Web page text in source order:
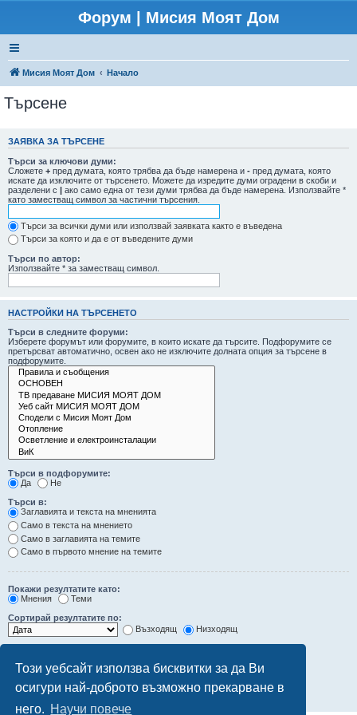
Този уебсайт използва бисквитки за да Ви
осигури най-доброто възможно прекарване в
него. Научи повече
Форум | Мисия Моят Дом
Мисия Моят Дом Начало
Търсене
ЗАЯВКА ЗА ТЪРСЕНЕ
Търси за ключови думи:
Сложете + пред думата, която трябва да бъде намерена и - пред думата, която
искате да изключите от търсенето. Можете да изредите думи оградени в скоби и
разделени с | ако само една от тези думи трябва да бъде намерена. Използвайте *
като заместващ символ за частични търсения.
Търси за всички думи или използвай заявката както е въведена
Търси за която и да е от въведените думи
Търси по автор:
Използвайте * за заместващ символ.
НАСТРОЙКИ НА ТЪРСЕНЕТО
Търси в следните форуми:
Изберете форумът или форумите, в които искате да търсите. Подфорумите се
претърсват автоматично, освен ако не изключите долната опция за търсене в
подфорумите.
Търси в подфорумите:
Да
Не
Търси в:
Заглавията и текста на мненията
Само в текста на мнението
Само в заглавията на темите
Само в първото мнение на темите
Покажи резултатите като:
Мнения
Теми
Сортирай резултатите по:
Възходящ
Низходящ
Покажи първите:
символа от мненията